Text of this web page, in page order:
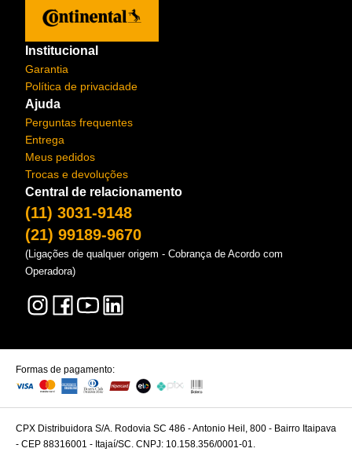
Institucional
Garantia
Política de privacidade
Ajuda
Perguntas frequentes
Entrega
Meus pedidos
Trocas e devoluções
Central de relacionamento
(11) 3031-9148
(21) 99189-9670
(Ligações de qualquer origem - Cobrança de Acordo com
Operadora)
Formas de pagamento:
CPX Distribuidora S/A. Rodovia SC 486 - Antonio Heil, 800 - Bairro Itaipava
- CEP 88316001 - Itajaí/SC. CNPJ: 10.158.356/0001-01.